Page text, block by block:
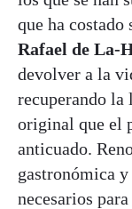
que ha
Rafael de La-
devolver a la
recuperando
original que el
anticuado.
gastronómica
necesarios